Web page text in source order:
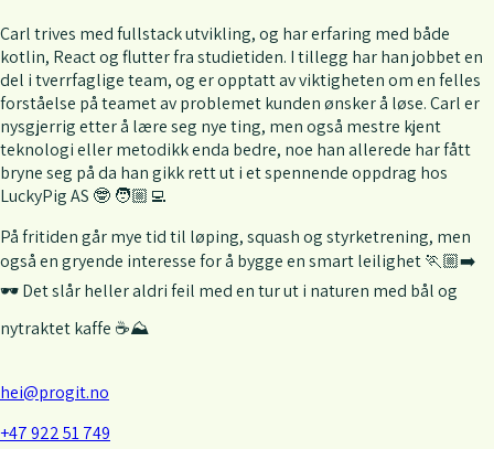
Carl trives med fullstack utvikling, og har erfaring med både
kotlin, React og flutter fra studietiden. I tillegg har han jobbet en
del i tverrfaglige team, og er opptatt av viktigheten om en felles
forståelse på teamet av problemet kunden ønsker å løse. Carl er
nysgjerrig etter å lære seg nye ting, men også mestre kjent
teknologi eller metodikk enda bedre, noe han allerede har fått
bryne seg på da han gikk rett ut i et spennende oppdrag hos
LuckyPig AS 🤓 🧑🏼‍💻
På fritiden går mye tid til løping, squash og styrketrening, men
også en gryende interesse for å bygge en smart leilighet 🏃🏼‍➡️
🕶 Det slår heller aldri feil med en tur ut i naturen med bål og
nytraktet kaffe ☕⛰️
hei@progit.no
+47 922 51 749